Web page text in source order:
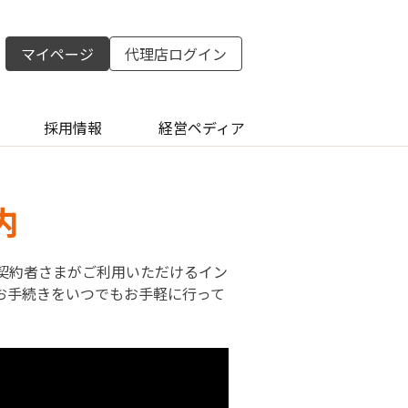
採用情報 経営ペディア
マイページ 代理店ログイン
約者さまがご利用いただけるイン
続きをいつでもお手軽に行って